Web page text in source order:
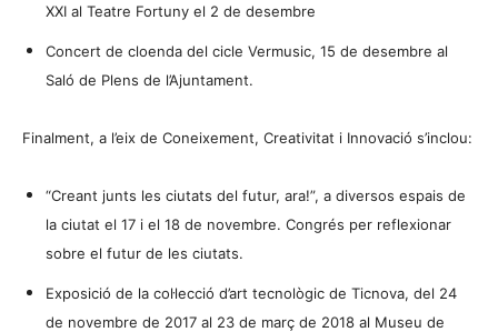
XXI al Teatre Fortuny el 2 de desembre
Concert de cloenda del cicle Vermusic, 15 de desembre al
Saló de Plens de l’Ajuntament.
Finalment, a l’eix de Coneixement, Creativitat i Innovació s’inclou:
“Creant junts les ciutats del futur, ara!”, a diversos espais de
la ciutat el 17 i el 18 de novembre. Congrés per reflexionar
sobre el futur de les ciutats.
Exposició de la col·lecció d’art tecnològic de Ticnova, del 24
de novembre de 2017 al 23 de març de 2018 al Museu de